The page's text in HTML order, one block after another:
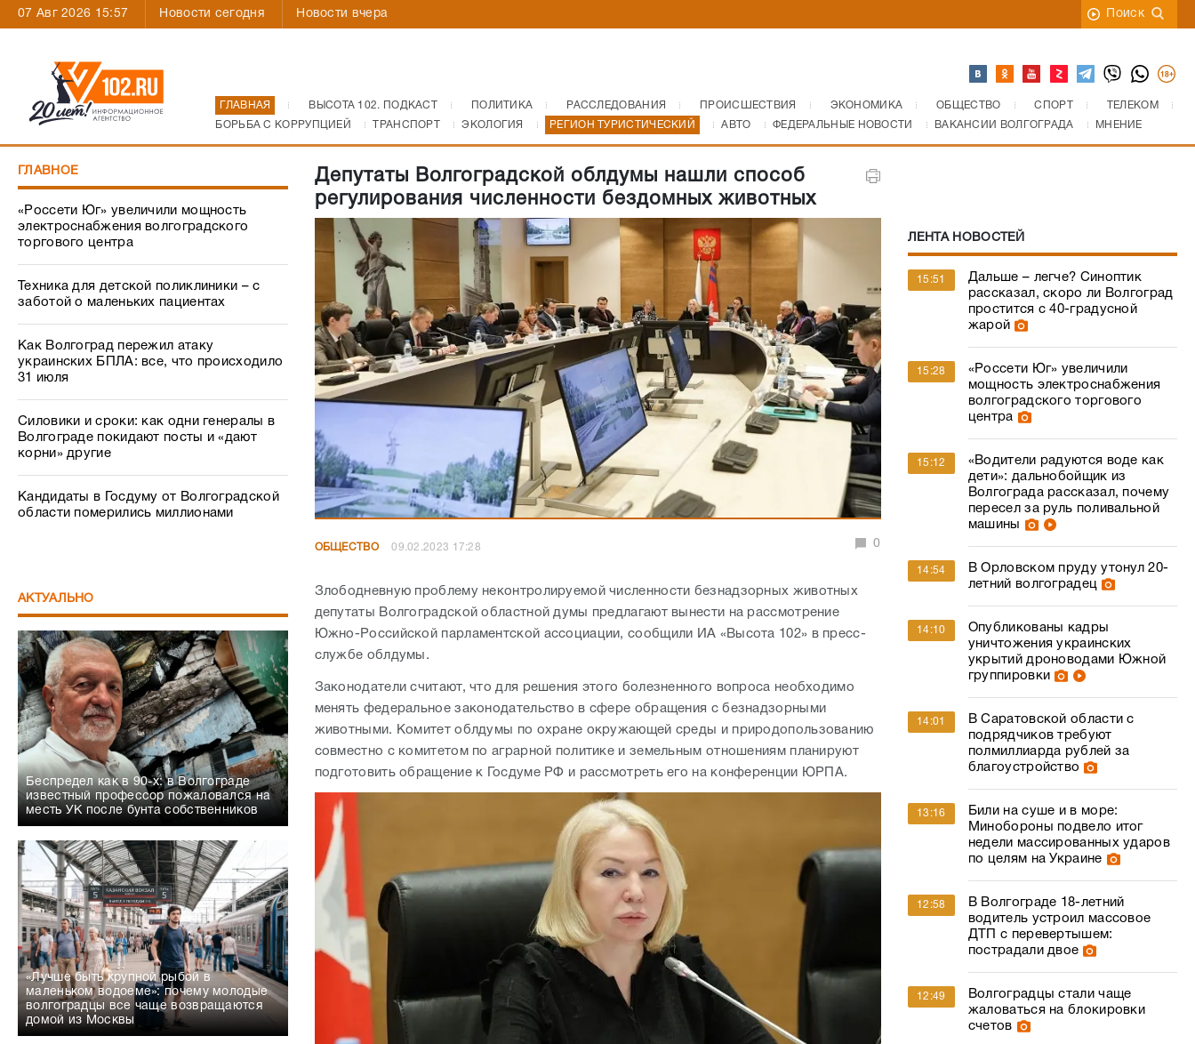
07 Авг 2026 15:57 Новости сегодня Новости вчера Поиск
ГЛАВНАЯ ВЫСОТА 102. ПОДКАСТ ПОЛИТИКА РАССЛЕДОВАНИЯ ПРОИСШЕСТВИЯ ЭКОНОМИКА ОБЩЕСТВО СПОРТ
ТЕЛЕКОМ
БОРЬБА С КОРРУПЦИЕЙ
ТРАНСПОРТ ЭКОЛОГИЯ РЕГИОН ТУРИСТИЧЕСКИЙ АВТО ФЕДЕРАЛЬНЫЕ НОВОСТИ ВАКАНСИИ ВОЛГОГРАДА МНЕНИЕ
ГЛАВНОЕ
«Россети Юг» увеличили мощность
электроснабжения волгоградского
торгового центра
Техника для детской поликлиники – с
заботой о маленьких пациентах
Как Волгоград пережил атаку
украинских БПЛА: все, что происходило
31 июля
Силовики и сроки: как одни генералы в
Волгограде покидают посты и «дают
корни» другие
Кандидаты в Госдуму от Волгоградской
области померились миллионами
АКТУАЛЬНО
Беспредел как в 90-х: в Волгограде
известный профессор пожаловался на
месть УК после бунта собственников
«Лучше быть крупной рыбой в
маленьком водоеме»: почему молодые
волгоградцы все чаще возвращаются
домой из Москвы
Депутаты Волгоградской облдумы нашли способ
регулирования численности бездомных животных
ОБЩЕСТВО 09.02.2023 17:28 0
Злободневную проблему неконтролируемой численности безнадзорных животных
депутаты Волгоградской областной думы предлагают вынести на рассмотрение
Южно-Российской парламентской ассоциации, сообщили ИА «Высота 102» в пресс-
службе облдумы.
Законодатели считают, что для решения этого болезненного вопроса необходимо
менять федеральное законодательство в сфере обращения с безнадзорными
животными. Комитет облдумы по охране окружающей среды и природопользованию
совместно с комитетом по аграрной политике и земельным отношениям планируют
подготовить обращение к Госдуме РФ и рассмотреть его на конференции ЮРПА.
ЛЕНТА НОВОСТЕЙ
15:51
Дальше – легче? Синоптик
рассказал, скоро ли Волгоград
простится с 40-градусной
жарой
15:28
«Россети Юг» увеличили
мощность электроснабжения
волгоградского торгового
центра
15:12
«Водители радуются воде как
дети»: дальнобойщик из
Волгограда рассказал, почему
пересел за руль поливальной
машины
14:54
В Орловском пруду утонул 20-
летний волгоградец
14:10
Опубликованы кадры
уничтожения украинских
укрытий дроноводами Южной
группировки
14:01
В Саратовской области с
подрядчиков требуют
полмиллиарда рублей за
благоустройство
13:16
Били на суше и в море:
Минобороны подвело итог
недели массированных ударов
по целям на Украине
12:58
В Волгограде 18-летний
водитель устроил массовое
ДТП с перевертышем:
пострадали двое
12:49
Волгоградцы стали чаще
жаловаться на блокировки
счетов